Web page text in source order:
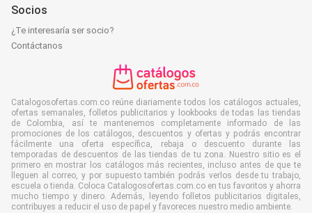
Socios
¿Te interesaría ser socio?
Contáctanos
Catalogosofertas.com.co reúne diariamente todos los catálogos actuales,
ofertas semanales, folletos publicitarios y lookbooks de todas las tiendas
de Colombia, así te mantenemos completamente informado de las
promociones de los catálogos, descuentos y ofertas y podrás encontrar
fácilmente una oferta específica, rebaja o descuento durante las
temporadas de descuentos de las tiendas de tu zona. Nuestro sitio es el
primero en mostrar los catálogos más recientes, incluso antes de que te
lleguen al correo, y por supuesto también podrás verlos desde tu trabajo,
escuela o tienda. Coloca Catalogosofertas.com.co en tus favoritos y ahorra
mucho tiempo y dinero. Además, leyendo folletos publicitarios digitales,
contribuyes a reducir el uso de papel y favoreces nuestro medio ambiente.